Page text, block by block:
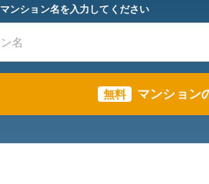
マンション名を入力してください
無料 マンション